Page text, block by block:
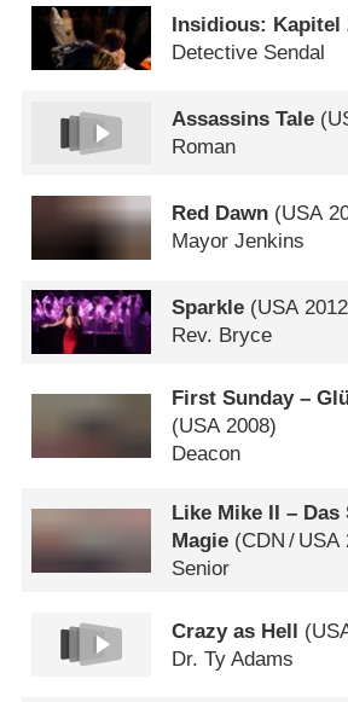
Insidious: Kapitel
Detective Sendal
Assassins Tale (
Roman
Red Dawn (USA
Mayor Jenkins
Sparkle (USA
Rev. Bryce
First Sunday –
(USA2008)
Deacon
Like Mike II –
Magie (CDN / USA
Senior
Crazy as Hell (
Dr. Ty Adams